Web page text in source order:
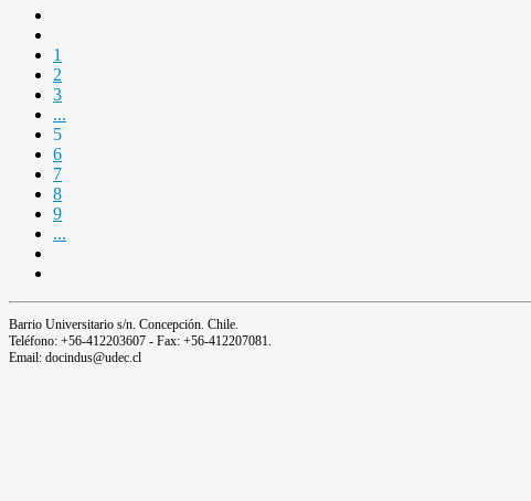
1
2
3
...
5
6
7
8
9
...
Barrio Universitario s/n. Concepción. Chile.
Teléfono: +56-412203607 - Fax: +56-412207081.
Email: docindus@udec.cl